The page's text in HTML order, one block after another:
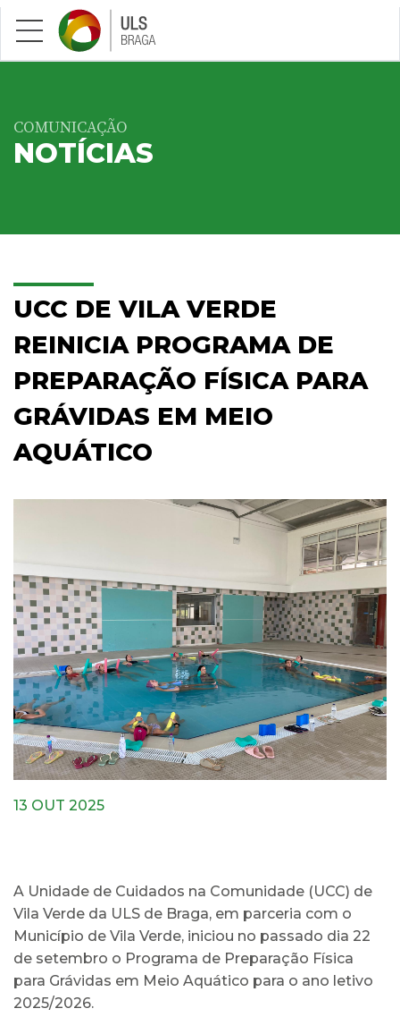
Saltar para conteúdo principal
COMUNICAÇÃO
NOTÍCIAS
UCC DE VILA VERDE
REINICIA PROGRAMA DE
PREPARAÇÃO FÍSICA PARA
GRÁVIDAS EM MEIO
AQUÁTICO
13 OUT 2025
A Unidade de Cuidados na Comunidade (UCC) de
Vila Verde da ULS de Braga, em parceria com o
Município de Vila Verde, iniciou no passado dia 22
de setembro o Programa de Preparação Física
para Grávidas em Meio Aquático para o ano letivo
2025/2026.